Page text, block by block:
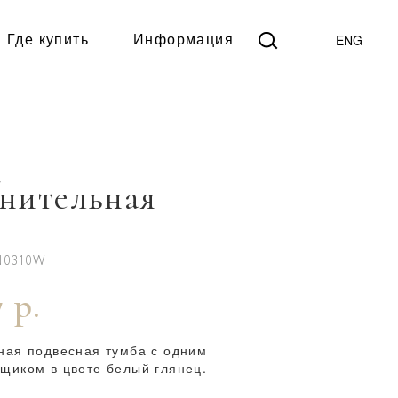
Где купить Информация ENG
р.
подвесная тумба с одним
в цвете белый глянец.